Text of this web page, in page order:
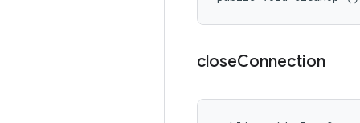
closeConnection